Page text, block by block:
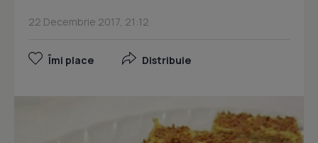
22 Decembrie 2017, 21:12
Îmi place Distribuie